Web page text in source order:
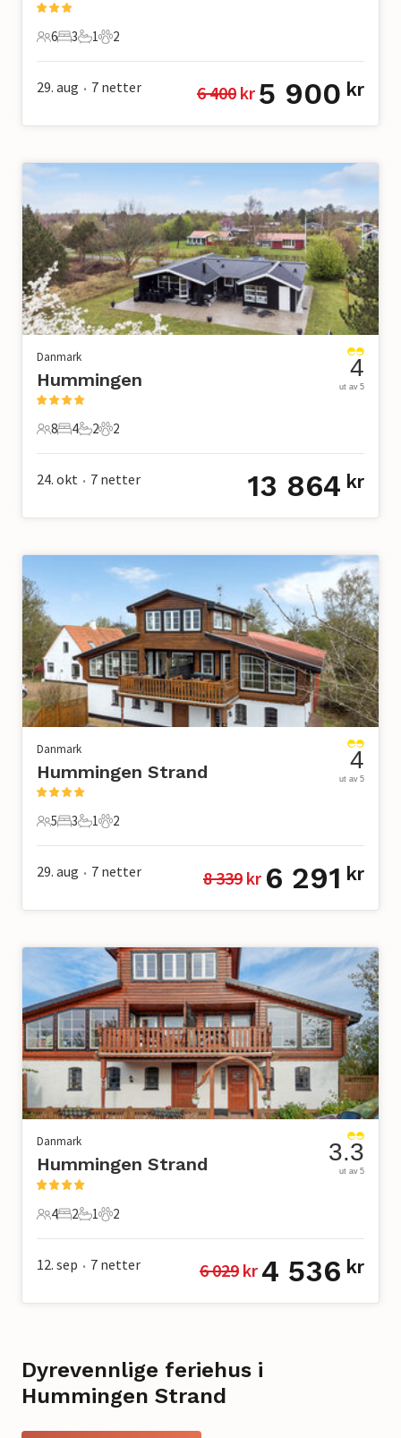
6 Gjester
6
3 Soverom
3
1 Bad
1
2 Kjæledyr
2
29. aug • 7 netter 6 400 kr 5 900 kr
Danmark
Hummingen
8 Gjester
8
4 Soverom
4
2 Bad
2
2 Kjæledyr
2
4
ut av 5
24. okt • 7 netter 13 864 kr
Danmark
Hummingen Strand
5 Gjester
5
3 Soverom
3
1 Bad
1
2 Kjæledyr
2
4
ut av 5
29. aug • 7 netter 8 339 kr 6 291 kr
Danmark
Hummingen Strand
4 Gjester
4
2 Soverom
2
1 Bad
1
2 Kjæledyr
2
3.3
ut av 5
12. sep • 7 netter 6 029 kr 4 536 kr
Dyrevennlige feriehus i
Hummingen Strand